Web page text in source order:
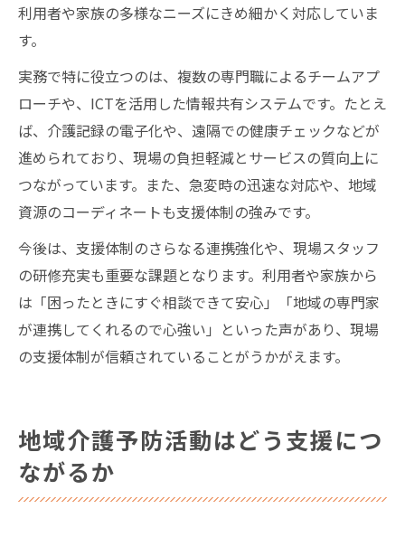
利用者や家族の多様なニーズにきめ細かく対応していま
す。
実務で特に役立つのは、複数の専門職によるチームアプ
ローチや、ICTを活用した情報共有システムです。たとえ
ば、介護記録の電子化や、遠隔での健康チェックなどが
進められており、現場の負担軽減とサービスの質向上に
つながっています。また、急変時の迅速な対応や、地域
資源のコーディネートも支援体制の強みです。
今後は、支援体制のさらなる連携強化や、現場スタッフ
の研修充実も重要な課題となります。利用者や家族から
は「困ったときにすぐ相談できて安心」「地域の専門家
が連携してくれるので心強い」といった声があり、現場
の支援体制が信頼されていることがうかがえます。
地域介護予防活動はどう支援につ
ながるか